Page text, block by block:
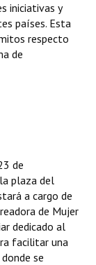
iniciativas y
países. Esta
respecto
de
de
plaza del
a cargo de
de Mujer
dedicado al
facilitar una
se